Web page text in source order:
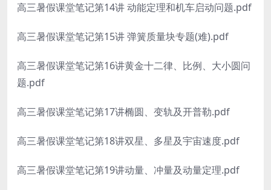
高三暑假课堂笔记第14讲 动能定理和机车启动问题.pdf
高三暑假课堂笔记第15讲 弹簧质量块专题(难).pdf
高三暑假课堂笔记第16讲黄金十二律、比例、大小圆问
题.pdf
高三暑假课堂笔记第17讲椭圆、变轨及开普勒.pdf
高三暑假课堂笔记第18讲双星、多星及宇宙速度.pdf
高三暑假课堂笔记第19讲动量、冲量及动量定理.pdf